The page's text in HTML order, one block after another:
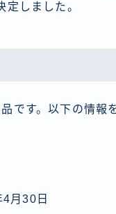
しました。
です。以下の情報
月30日